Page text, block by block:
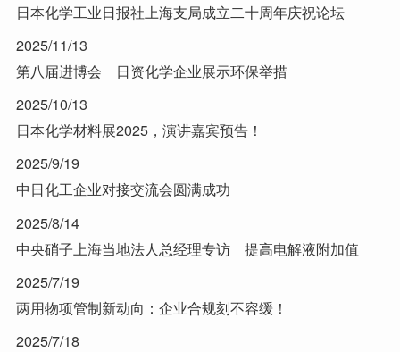
日本化学工业日报社上海支局成立二十周年庆祝论坛
2025/11/13
第八届进博会 日资化学企业展示环保举措
2025/10/13
日本化学材料展2025，演讲嘉宾预告！
2025/9/19
中日化工企业对接交流会圆满成功
2025/8/14
中央硝子上海当地法人总经理专访 提高电解液附加值
2025/7/19
两用物项管制新动向：企业合规刻不容缓！
2025/7/18